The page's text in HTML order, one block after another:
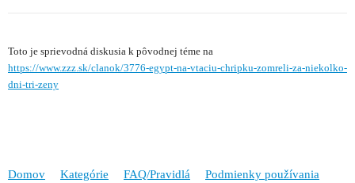
Toto je sprievodná diskusia k pôvodnej téme na
https://www.zzz.sk/clanok/3776-egypt-na-vtaciu-chripku-zomreli-za-niekolko-
dni-tri-zeny
Domov Kategórie FAQ/Pravidlá Podmienky používania